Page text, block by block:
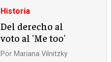
Historia
Del derecho al
voto al 'Me too'
Por Mariana Vilnitzky